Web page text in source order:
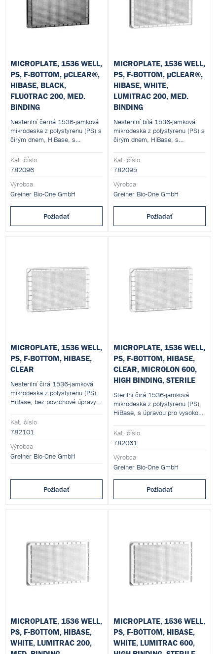
MICROPLATE, 1536 WELL,
PS, F-BOTTOM, µCLEAR®,
HIBASE, BLACK,
FLUOTRAC 200, MED.
BINDING
Nesterilní černá 1536-jamková
mikrodeska z polystyrenu (PS) s
čirým dnem, HiBase, s
fluorescenční analýzy a střední
kapacitou pro vazbu proteinů a
biomolekul. Jamky s pracovním
objemem 3–10 µl, růstovou
plochou 2,3 mm² a čtvercovým
dnem se zaoblenými okraji.
detekovatelných DNáz, RNáz a
lidské DNA.
Kat. číslo
782096
Výrobca
Greiner Bio-One GmbH
Požiadať
MICROPLATE, 1536 WELL,
PS, F-BOTTOM, µCLEAR®,
HIBASE, WHITE,
LUMITRAC 200, MED.
BINDING
Nesterilní bílá 1536-jamková
mikrodeska z polystyrenu (PS) s
čirým dnem, HiBase, s
luminescenční analýzy a střední
kapacitou pro vazbu proteinů a
biomolekul. Jamky s pracovním
objemem 3–10 µl, růstovou
plochou 2,3 mm² a čtvercovým
dnem se zaoblenými okraji.
detekovatelných DNáz, RNáz a
lidské DNA.
Kat. číslo
782095
Výrobca
Greiner Bio-One GmbH
Požiadať
MICROPLATE, 1536 WELL,
PS, F-BOTTOM, HIBASE,
CLEAR
Nesterilní čirá 1536-jamková
mikrodeska z polystyrenu (PS),
HiBase, bez povrchové úpravy.
10 µl, růstovou plochou 2,3
mm² a čtvercovým plochým
dnem se zaoblenými okraji.
Nepyrogenní, bez
detekovatelných DNáz, RNáz a
lidské DNA.
Kat. číslo
782101
Výrobca
Greiner Bio-One GmbH
Požiadať
MICROPLATE, 1536 WELL,
PS, F-BOTTOM, HIBASE,
CLEAR, MICROLON 600,
HIGH BINDING, STERILE
Sterilní čirá 1536-jamková
mikrodeska z polystyrenu (PS),
HiBase, s úpravou pro vysokou
biomolekul. Jamky s pracovním
objemem 3–10 µl, růstovou
plochou 2,3 mm² a čtvercovým
dnem se zaoblenými okraji.
Nepyrogenní, bez
detekovatelných DNáz, RNáz a
Kat. číslo
782061
Výrobca
Greiner Bio-One GmbH
Požiadať
MICROPLATE, 1536 WELL,
PS, F-BOTTOM, HIBASE,
WHITE, LUMITRAC 200,
MICROPLATE, 1536 WELL,
PS, F-BOTTOM, HIBASE,
WHITE, LUMITRAC 600,